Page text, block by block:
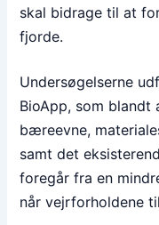
skal bidrage til at
fjorde.
Undersøgelserne
BioApp, som blandt
bæreevne,
samt det
foregår fra en
når vejrforholdene